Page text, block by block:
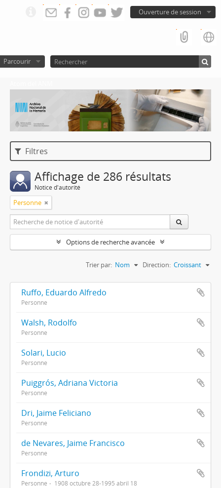
Ouverture de session
Parcourir
Filtres
Affichage de 286 résultats
Notice d'autorité
Personne
Options de recherche avancée
Trier par: Nom Direction: Croissant
Ruffo, Eduardo Alfredo
Personne
Walsh, Rodolfo
Personne
Solari, Lucio
Personne
Puiggrós, Adriana Victoria
Personne
Dri, Jaime Feliciano
Personne
de Nevares, Jaime Francisco
Personne
Frondizi, Arturo
Personne 1908 octubre 28-1995 abril 18